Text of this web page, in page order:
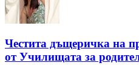
Честита дъщеричка на
от Училищата за